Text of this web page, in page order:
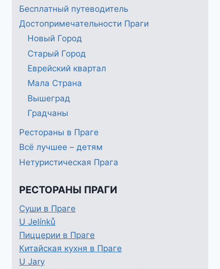
Бесплатный путеводитель
Достопримечательности Праги
Новый Город
Старый Город
Еврейский квартал
Мала Страна
Вышеград
Градчаны
Рестораны в Праге
Всё лучшее – детям
Нетуристическая Прага
РЕСТОРАНЫ ПРАГИ
Суши в Праге
U Jelínků
Пиццерии в Праге
Китайская кухня в Праге
U Jary